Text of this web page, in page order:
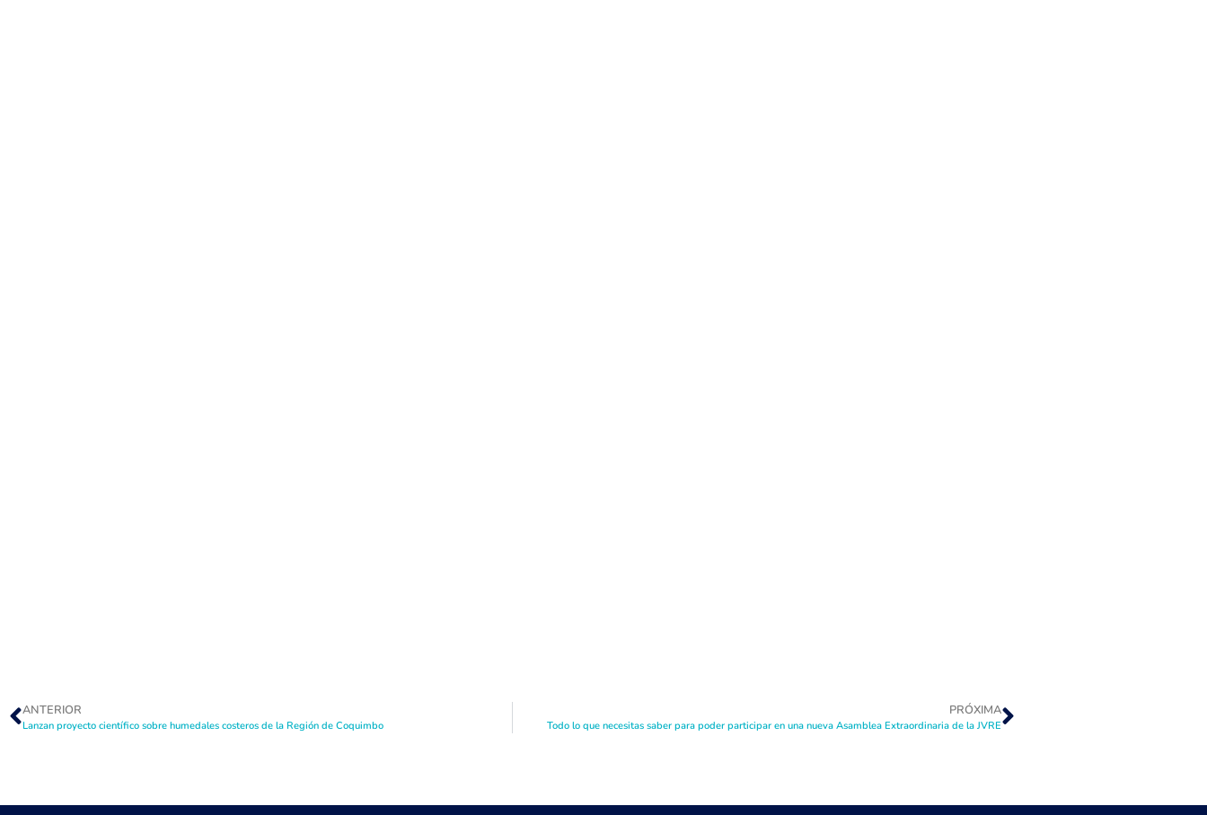
ANTERIOR
Lanzan proyecto científico sobre humedales costeros de la Región de Coquimbo
PRÓXIMA
Todo lo que necesitas saber para poder participar en una nueva Asamblea Extraordinaria de la JVRE